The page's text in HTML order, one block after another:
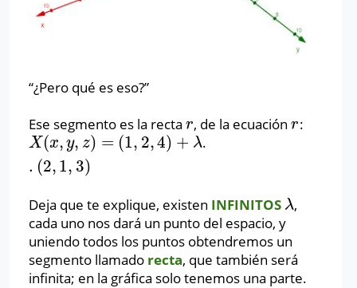
“¿Pero qué es eso?”
Ese segmento es la recta r
r, de la ecuaciónr
r :
X(x, y, z) = (1, 2,4) + λ
. (2, 1, 3)
X(x,y,z)= (1,2,4 +λ. 2,1,3 .
Deja que te explique, existen INFINITOS λ
λ,
cada uno nos dará un punto del espacio, y
uniendo todos los puntos obtendremos un
segmento llamado recta, que también será
infinita; en la gráfica solo tenemos una parte.